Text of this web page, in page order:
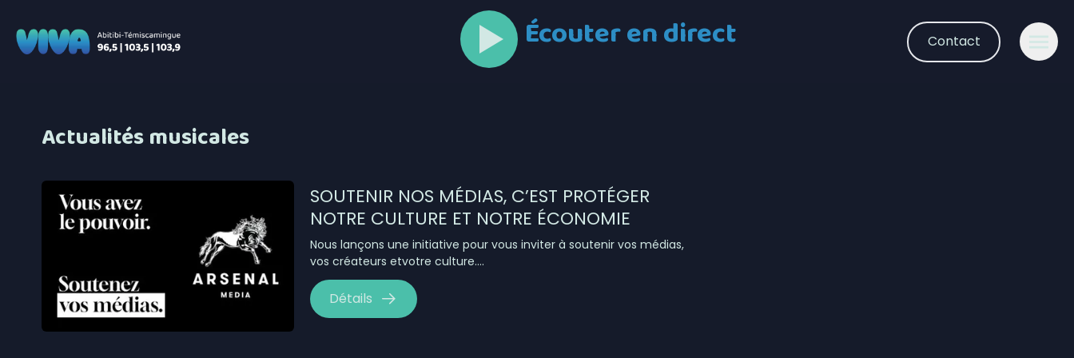
Écouter en direct Contact
Actualités musicales
SOUTENIR NOS MÉDIAS, C’EST PROTÉGER
NOTRE CULTURE ET NOTRE ÉCONOMIE
Nous lançons une initiative pour vous inviter à soutenir vos médias,
vos créateurs etvotre culture….
Détails